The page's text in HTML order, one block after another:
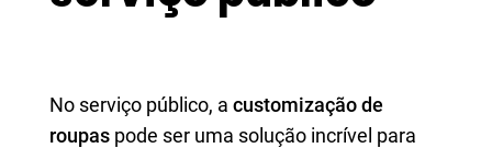
No serviço público, a customização de
roupas pode ser uma solução incrível para